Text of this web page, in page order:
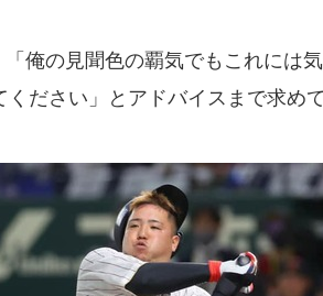
俺の見聞色の覇気でもこれには
ださい」とアドバイスまで求めて